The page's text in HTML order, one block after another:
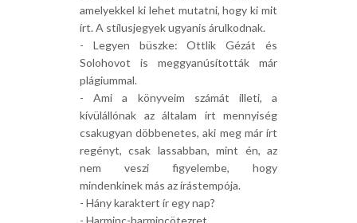
amelyekkel ki lehet mutatni, hogy ki mit
írt. A stílusjegyek ugyanis árulkodnak.
- Legyen büszke: Ottlik Gézát és
Solohovot is meggyanúsították már
plágiummal.
- Ami a könyveim számát illeti, a
kívülállónak az általam írt mennyiség
csakugyan döbbenetes, aki meg már írt
regényt, csak lassabban, mint én, az
nem veszi figyelembe, hogy
mindenkinek más az írástempója.
- Hány karaktert ír egy nap?
- Harminc-harmincötezret.